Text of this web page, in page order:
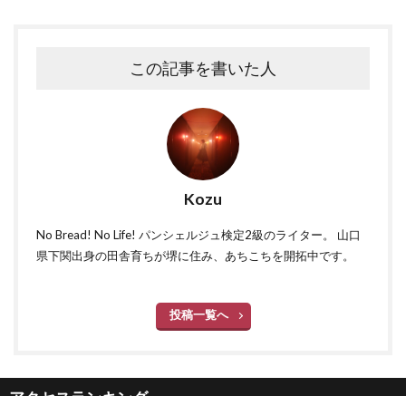
この記事を書いた人
Kozu
No Bread! No Life! パンシェルジュ検定2級のライター。 山口
県下関出身の田舎育ちが堺に住み、あちこちを開拓中です。
投稿一覧へ